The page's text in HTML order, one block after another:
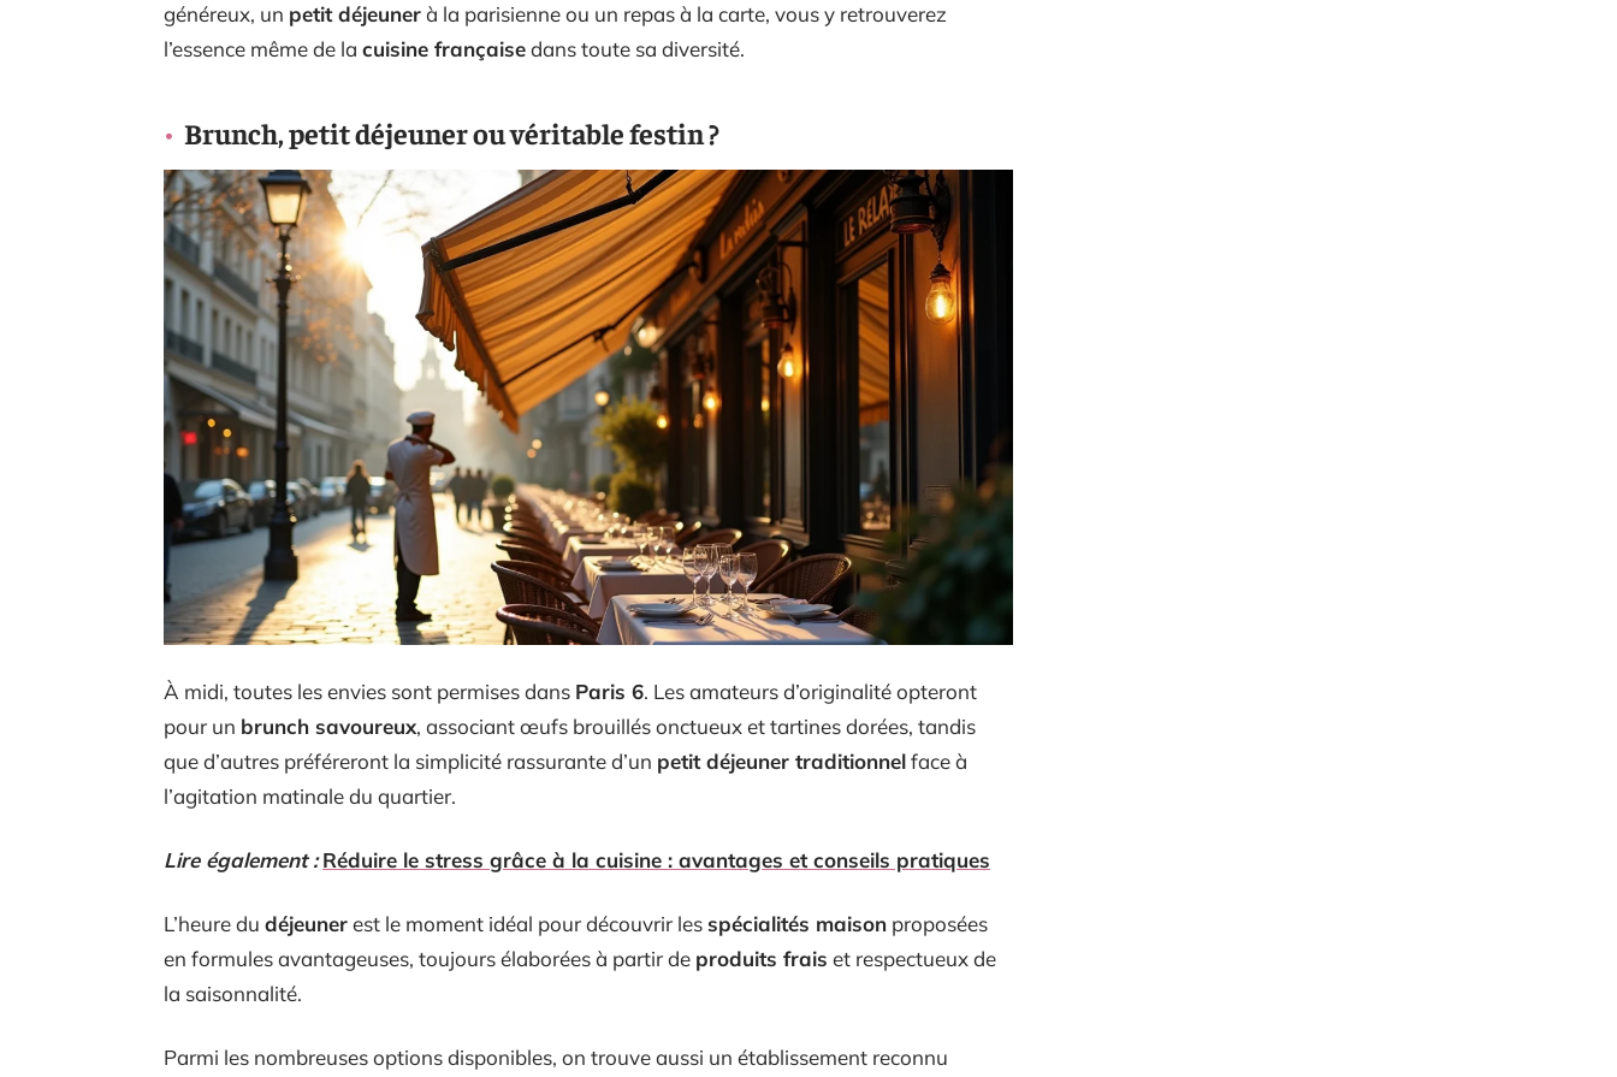
généreux, un petit déjeunerà la parisienne ou un repas à la carte, vous y retrouverez
l’essence même de la cuisine françaisedans toute sa diversité.
Brunch, petit déjeuner ou véritable festin ?
À midi, toutes les envies sont permises dans Paris 6. Les amateurs d’originalité opteront
pour un brunch savoureux, associant œufs brouillés onctueux et tartines dorées, tandis
que d’autres préféreront la simplicité rassurante d’un petit déjeuner traditionnelface à
l’agitation matinale du quartier.
Lire également : Réduire le stress grâce à la cuisine : avantages et conseils pratiques
L’heure du déjeunerest le moment idéal pour découvrir lesspécialités maison proposées
en formules avantageuses, toujours élaborées à partir de produits frais et respectueux de
la saisonnalité.
Parmi les nombreuses options disponibles, on trouve aussi un établissement reconnu